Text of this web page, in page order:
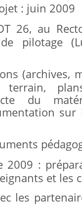
: juin 2009
26, au
pilotage
(archives,
terrain,
du
sur
2009 :
et les
les